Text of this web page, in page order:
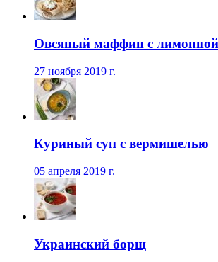
Овсяный маффин с
27 ноября 2019 г.
Куриный суп с вермишелью
05 апреля 2019 г.
Украинский борщ